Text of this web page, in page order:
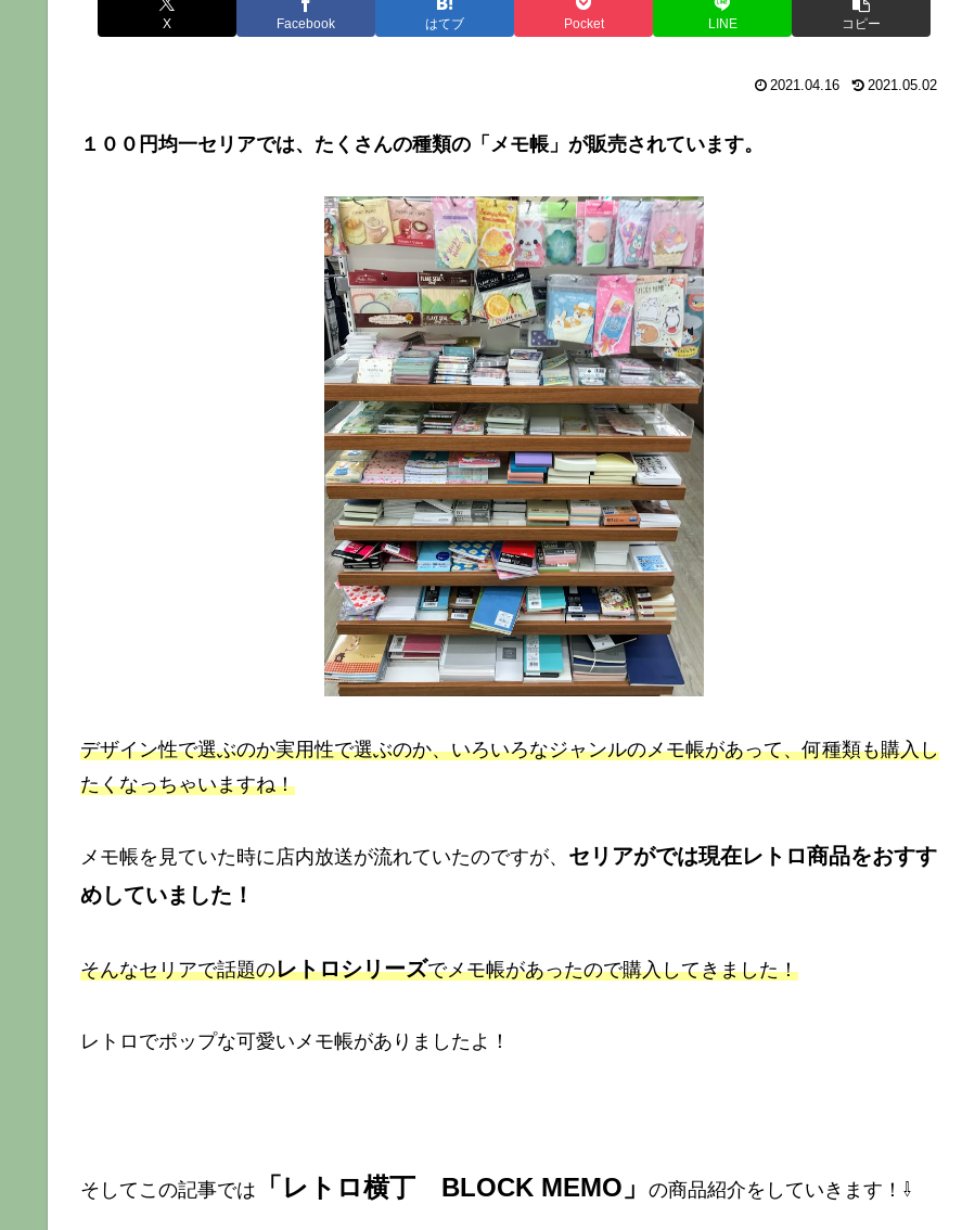
X Facebook はてブ Pocket LINE コピー
2021.04.16 2021.05.02
１００円均一セリアでは、たくさんの種類の「メモ帳」が販売されています。
デザイン性で選ぶのか実用性で選ぶのか、いろいろなジャンルのメモ帳があって、何種類も購入し
たくなっちゃいますね！
メモ帳を見ていた時に店内放送が流れていたのですが、 セリアがでは現在レトロ商品をおすす
めしていました！
そんなセリアで話題のレトロシリーズでメモ帳があったので購入してきました！
レトロでポップな可愛いメモ帳がありましたよ！
そしてこの記事では 「レトロ横丁 BLOCK MEMO」 の商品紹介をしていきます！⇩